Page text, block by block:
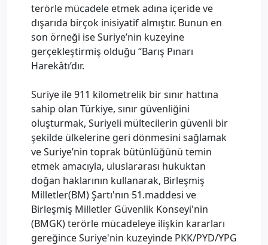
terörle mücadele etmek adına içeride ve
dışarıda birçok inisiyatif almıştır. Bunun en
son örneği ise Suriye’nin kuzeyine
gerçekleştirmiş olduğu “Barış Pınarı
Harekâtı’dır.
Suriye ile 911 kilometrelik bir sınır hattına
sahip olan Türkiye, sınır güvenliğini
oluşturmak, Suriyeli mültecilerin güvenli bir
şekilde ülkelerine geri dönmesini sağlamak
ve Suriye’nin toprak bütünlüğünü temin
etmek amacıyla, uluslararası hukuktan
doğan haklarının kullanarak, Birleşmiş
Milletler(BM) Şartı'nın 51.maddesi ve
Birleşmiş Milletler Güvenlik Konseyi'nin
(BMGK) terörle mücadeleye ilişkin kararları
gereğince Suriye'nin kuzeyinde PKK/PYD/YPG